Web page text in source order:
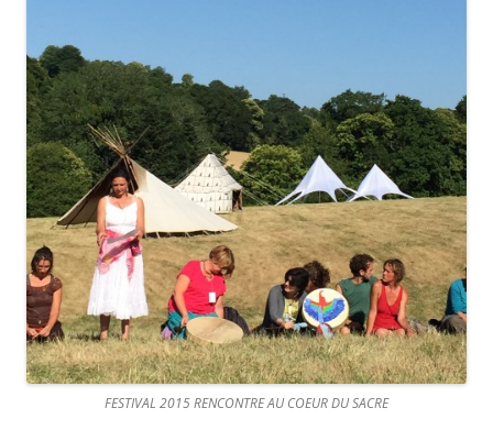
FESTIVAL 2015 RENCONTRE AU COEUR DU SACRE